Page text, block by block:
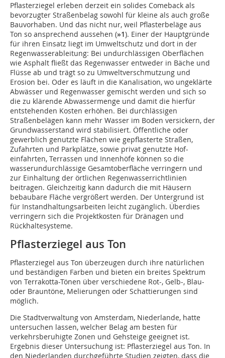
Pflasterziegel erleben derzeit ein solides Comeback als
bevorzugter Straßenbelag sowohl für kleine als auch große
Bauvorhaben. Und das nicht nur, weil Pflasterbeläge aus
Ton so ansprechend aussehen (»1). Einer der Hauptgründe
für ihren Einsatz liegt im Umweltschutz und dort in der
Regenwasserableitung: Bei undurchlässigen Oberflächen
wie Asphalt fließt das Regenwasser entweder in Bäche und
Flüsse ab und trägt so zu Umweltverschmutzung und
Erosion bei. Oder es läuft in die Kanalisation, wo ungeklärte
Abwässer und Regenwasser gemischt werden und sich so
die zu klärende Abwassermenge und damit die hierfür
entstehenden Kosten erhöhen. Bei durchlässigen
Straßenbelägen kann mehr Wasser im Boden versickern, der
Grundwasserstand wird stabilisiert. Öffentliche oder
gewerblich genutzte Flächen wie gepflasterte Straßen,
Zufahrten und Parkplätze, sowie privat genutzte Hof-
einfahrten, Terrassen und Innenhöfe können so die
wasserundurchlässige Gesamtoberfläche verringern und
zur Einhaltung der örtlichen Regenwasserrichtlinien
beitragen. Gleichzeitig kann dadurch die mit Häusern
bebaubare Fläche vergrößert werden. Der Untergrund ist
für Instandhaltungsarbeiten leicht zugänglich. Überdies
verringern sich die Projektkosten für Dränagen und
Rückhaltesysteme.
Pflasterziegel aus Ton
Pflasterziegel aus Ton überzeugen durch ihre natürlichen
und beständigen Farben und bieten ein breites Spektrum
von Terrakotta-Tönen über verschiedene Rot-, Gelb-, Blau-
oder Brauntöne, Melierungen oder Schattierungen sind
möglich.
Die Stadtverwaltung von Amsterdam, Niederlande, hatte
untersuchen lassen, welcher Belag am besten für
verkehrsberuhigte Zonen und Gehsteige geeignet ist.
Ergebnis dieser Untersuchung ist: Pflasterziegel aus Ton. In
den Niederlanden durchgeführte Studien zeigten, dass die